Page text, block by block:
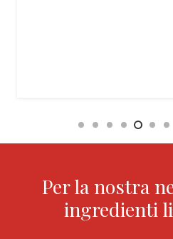
Per la nostra
ingredienti